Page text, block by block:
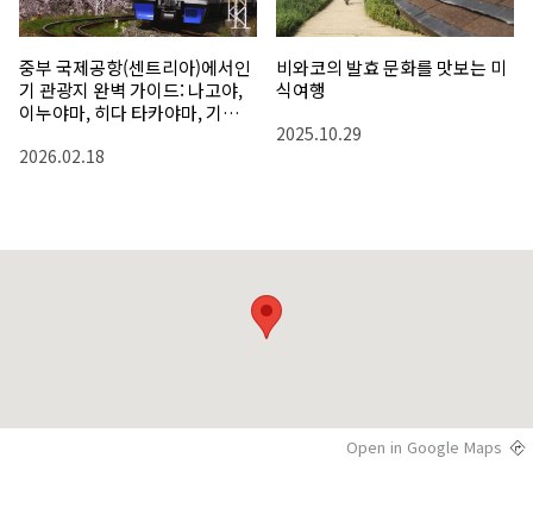
중부 국제공항(센트리아)에서인
기 관광지 완벽 가이드: 나고야,
이누야마, 히다 타카야마, 기후
2026.02.18
비와코의 발효 문화를 맛보는 미
식여행
2025.10.29
Open in Google Maps